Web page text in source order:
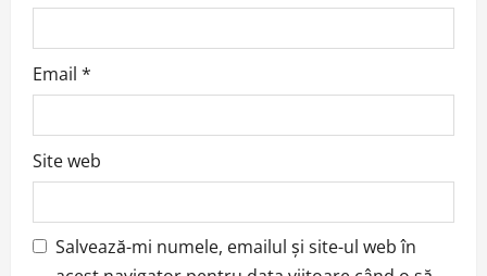
Email *
Site web
Salvează-mi numele, emailul și site-ul web în